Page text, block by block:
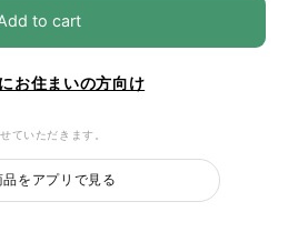
to cart
お住まいの方向け
ていただきます。
品をアプリで見る